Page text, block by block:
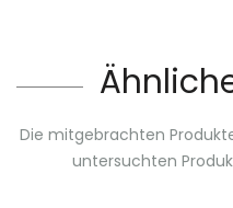
Die mitgebrachten
untersuchten